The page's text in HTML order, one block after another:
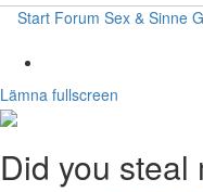
Start Forum Sex & Sinne
Lämna fullscreen
Did you steal